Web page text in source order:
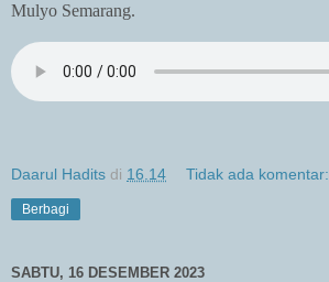
Mulyo Semarang.
Daarul Hadits di 16.14 Tidak ada komentar:
Berbagi
SABTU, 16 DESEMBER 2023